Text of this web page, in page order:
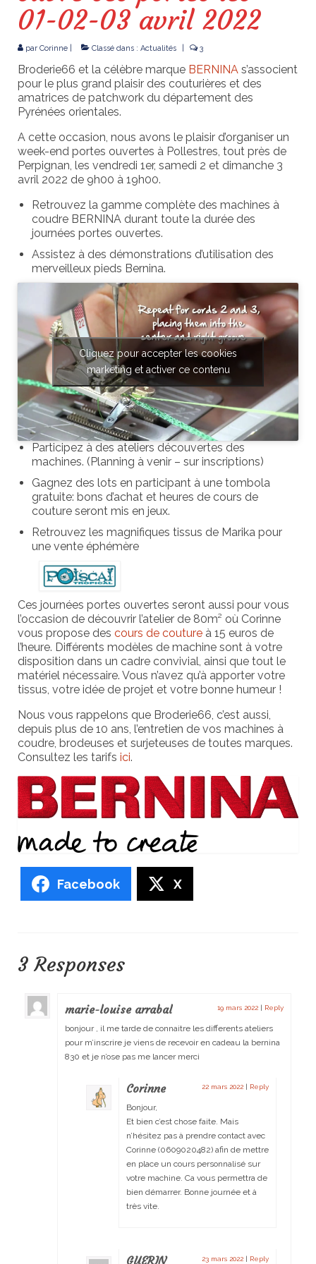
Broderie
01-02-03 avril 2022
par Corinne Classé dans : Actualités 3
Broderie66 et la célèbre marque BERNINA s’associent
pour le plus grand plaisir des couturières et des
amatrices de patchwork du département des
Pyrénées orientales.
A cette occasion, nous avons le plaisir d’organiser un
week-end portes ouvertes à Pollestres, tout près de
Perpignan, les vendredi 1er, samedi 2 et dimanche 3
avril 2022 de 9h00 à 19h00.
Retrouvez la gamme complète des machines à
coudre BERNINA durant toute la durée des
journées portes ouvertes.
Assistez à des démonstrations d’utilisation des
merveilleux pieds Bernina.
Cliquez pour accepter les cookies
marketing et activer ce contenu
Participez à des ateliers découvertes des
machines. (Planning à venir – sur inscriptions)
Gagnez des lots en participant à une tombola
gratuite: bons d’achat et heures de cours de
couture seront mis en jeux.
Retrouvez les magnifiques tissus de Marika pour
une vente éphémère
Ces journées portes ouvertes seront aussi pour vous
l’occasion de découvrir l’atelier de 80m² où Corinne
vous propose des cours de couture à 15 euros de
l’heure. Différents modèles de machine sont à votre
disposition dans un cadre convivial, ainsi que tout le
matériel nécessaire. Vous n’avez qu’à apporter votre
tissus, votre idée de projet et votre bonne humeur !
Nous vous rappelons que Broderie66, c’est aussi,
depuis plus de 10 ans, l’entretien de vos machines à
coudre, brodeuses et surjeteuses de toutes marques.
Consultez les tarifs ici.
Facebook X
3 Responses
marie-louise arrabal 19 mars 2022 | Reply
bonjour , il me tarde de connaitre les differents ateliers
pour m’inscrire je viens de recevoir en cadeau la bernina
830 et je n’ose pas me lancer merci
Corinne 22 mars 2022 | Reply
Bonjour,
Et bien c’est chose faite. Mais
n’hésitez pas à prendre contact avec
Corinne (0609020482) afin de mettre
en place un cours personnalisé sur
votre machine. Ca vous permettra de
bien démarrer. Bonne journée et à
très vite.
GUERIN 23 mars 2022 | Reply